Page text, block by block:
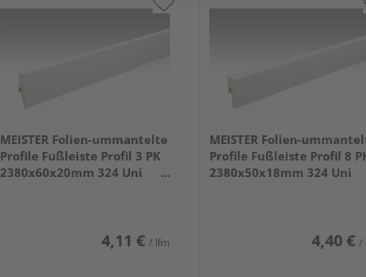
MEISTER Folien-ummantelte
Profile Fußleiste Profil 3 PK
2380x60x20mm 324 Uni
4,11 € / lfm
MEISTER Folien-
Profile Fußleiste Profil 8
2380x50x18mm 324 Uni
4,40 € /